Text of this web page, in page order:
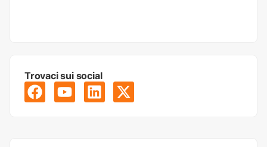
Trovaci sui social